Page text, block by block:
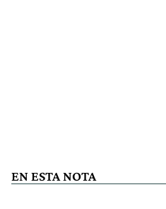
EN ESTA NOTA